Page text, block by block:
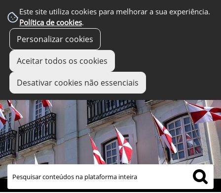
Este site utiliza cookies para melhorar a sua experiência.
Política de cookies.
Personalizar cookies
Aceitar todos os cookies
Desativar cookies não essenciais
links úteis